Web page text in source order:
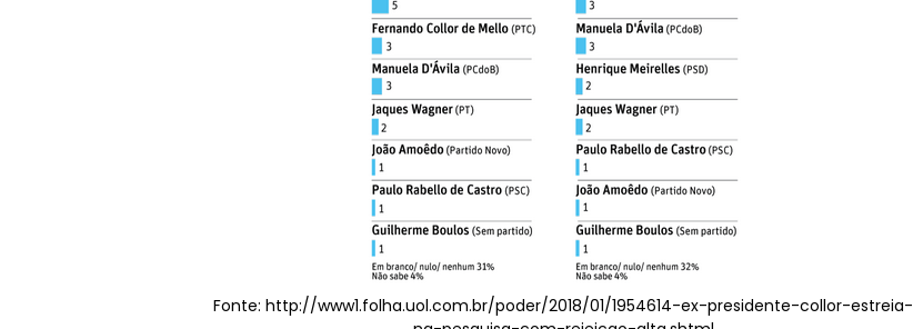
Fonte: http://www1.folha.uol.com.br/poder/2018/01/1954614-ex-presidente-collor-estreia-